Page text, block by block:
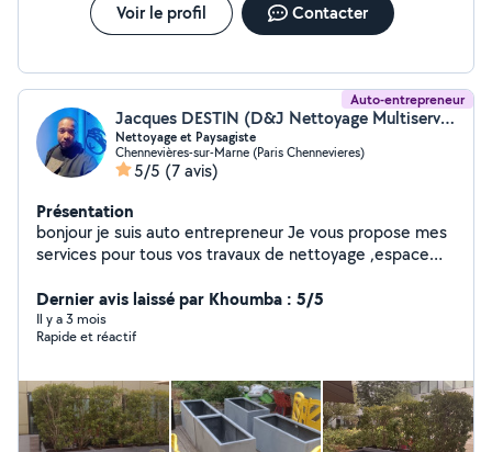
Voir le profil Contacter
Auto-entrepreneur
Jacques DESTIN (D&J Nettoyage Multiservices)
Nettoyage et Paysagiste
Chennevières-sur-Marne (Paris Chennevieres)
5/5 (7 avis)
Présentation
bonjour je suis auto entrepreneur Je vous propose mes
services pour tous vos travaux de nettoyage ,espace
,déménagement etc.. Tel :zero six cinquante huit quatre
Dernier avis laissé par Khoumba : 5/5
Il y a 3 mois
Rapide et réactif